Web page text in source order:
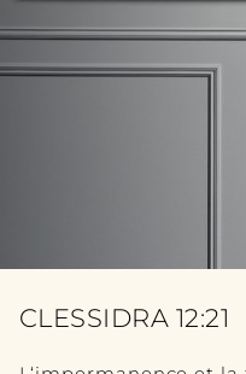
BUFFET
CLESSIDRA 12:21